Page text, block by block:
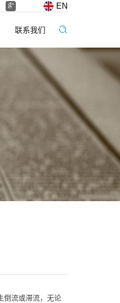
EN
联系我们
倒流或滞流，无论